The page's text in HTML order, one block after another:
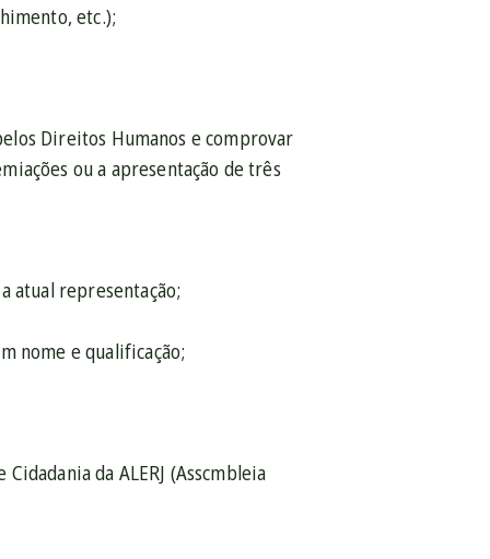
etc.);
Direitos Humanos e comprovar
ou a apresentação de três
atual representação;
nome e qualificação;
da ALERJ (Asscmbleia